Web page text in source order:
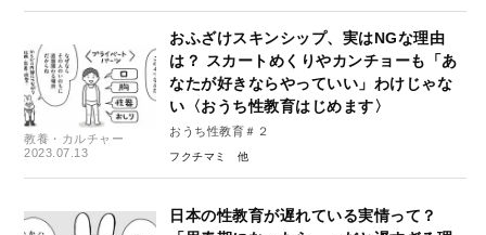
教養・カルチャー
2023.07.13
おふざけスキンシップ、実はNGな理由
は？ スカートめくりやカンチョーも「あ
なたが好きならやっていい」わけじゃな
い〈おうち性教育はじめます〉
おうち性教育＃２
フクチマミ
日本の性教育が遅れている実情って？